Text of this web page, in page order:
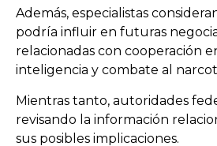
Además, especialistas
podría influir en futuras
relacionadas con cooperación
inteligencia y combate al
Mientras tanto, autoridades
revisando la información
sus posibles implicaciones.